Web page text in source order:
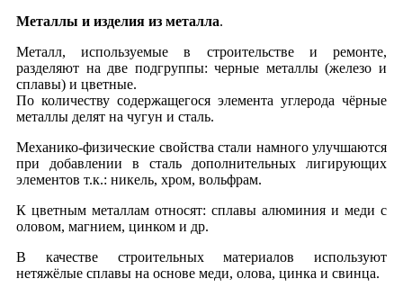
Металлы и изделия из металла.
Металл, используемые в строительстве и ремонте,
разделяют на две подгруппы: черные металлы (железо и
сплавы) и цветные.
По количеству содержащегося элемента углерода чёрные
металлы делят на чугун и сталь.
Механико-физические свойства стали намного улучшаются
при добавлении в сталь дополнительных лигирующих
элементов т.к.: никель, хром, вольфрам.
К цветным металлам относят: сплавы алюминия и меди с
оловом, магнием, цинком и др.
В качестве строительных материалов используют
нетяжёлые сплавы на основе меди, олова, цинка и свинца.